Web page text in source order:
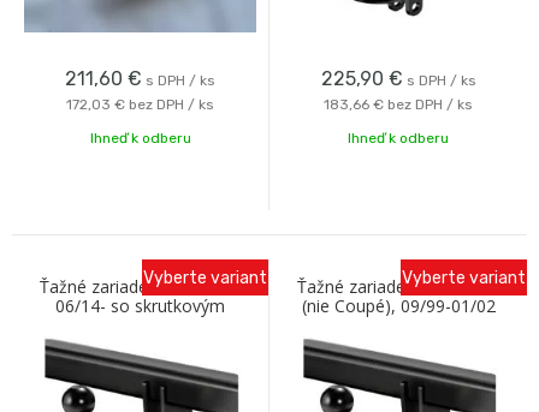
211,60 € s DPH / ks
172,03 € bez DPH / ks
Ihneď k odberu
225,90 € s DPH / ks
183,66 € bez DPH / ks
Ihneď k odberu
Ťažné zariadenie VW Polo
06/14- so skrutkovým
odnímaním Oris
Vyberte variant
Ťažné zariadenie VW Polo
(nie Coupé), 09/99-01/02
skrutka Oris
Vyberte variant